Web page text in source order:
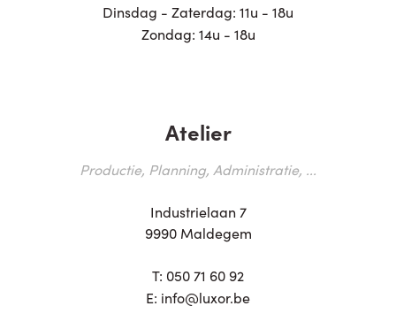
Dinsdag - Zaterdag: 11u - 18u
Zondag: 14u - 18u
Atelier
Productie, Planning, Administratie, ...
Industrielaan 7
9990 Maldegem
T: 050 71 60 92
E: info@luxor.be